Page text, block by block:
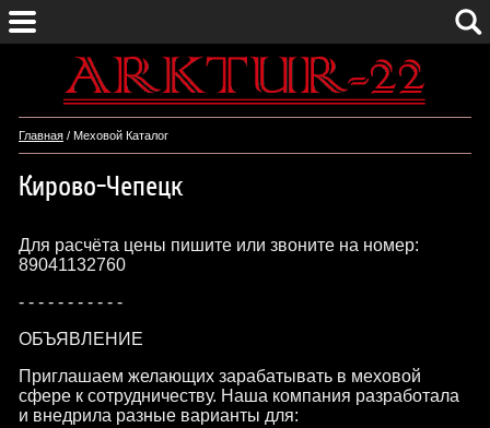
Главная / Меховой Каталог
Кирово-Чепецк
Для расчёта цены пишите или звоните на номер:
89041132760
- - - - - - - - - - -
ОБЪЯВЛЕНИЕ
Приглашаем желающих зарабатывать в меховой
сфере к сотрудничеству. Наша компания разработала
и внедрила разные варианты для: